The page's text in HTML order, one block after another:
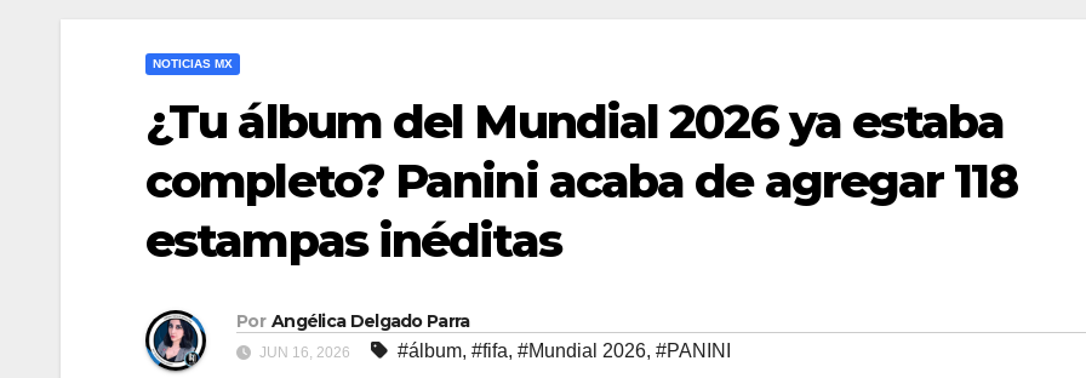
NOTICIAS MX
¿Tu álbum del Mundial 2026 ya estaba
completo? Panini acaba de agregar 118
estampas inéditas
Por Angélica Delgado Parra
JUN 16, 2026 #álbum, #fifa, #Mundial 2026, #PANINI